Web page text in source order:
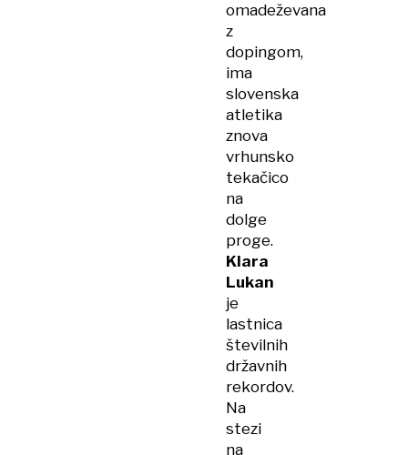
omadeževana
z
dopingom,
ima
slovenska
atletika
znova
vrhunsko
tekačico
na
dolge
proge.
Klara
Lukan
je
lastnica
številnih
državnih
rekordov.
Na
stezi
na